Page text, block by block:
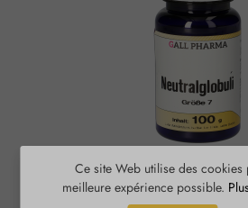
Globules neutres
Ce site Web utilise des cookies
meilleure expérience possible.